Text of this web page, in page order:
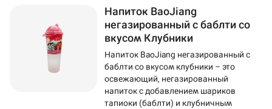
Напиток BaoJiang
негазированный с баблти со
вкусом Клубники
Напиток BaoJiang негазированный с
баблти со вкусом клубники – это
освежающий, негазированный
напиток с добавлением шариков
тапиоки (баблти) и клубничным